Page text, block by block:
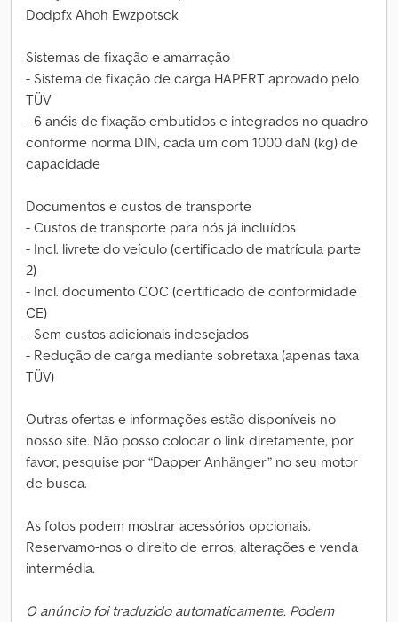
Dodpfx Ahoh Ewzpotsck
Sistemas de fixação e amarração
- Sistema de fixação de carga HAPERT aprovado pelo
TÜV
- 6 anéis de fixação embutidos e integrados no quadro
conforme norma DIN, cada um com 1000 daN (kg) de
capacidade
Documentos e custos de transporte
- Custos de transporte para nós já incluídos
- Incl. livrete do veículo (certificado de matrícula parte
2)
- Incl. documento COC (certificado de conformidade
CE)
- Sem custos adicionais indesejados
- Redução de carga mediante sobretaxa (apenas taxa
TÜV)
Outras ofertas e informações estão disponíveis no
nosso site. Não posso colocar o link diretamente, por
favor, pesquise por “Dapper Anhänger” no seu motor
de busca.
As fotos podem mostrar acessórios opcionais.
Reservamo-nos o direito de erros, alterações e venda
intermédia.
O anúncio foi traduzido automaticamente. Podem